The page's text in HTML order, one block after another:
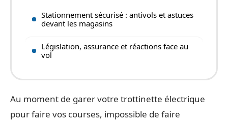
Stationnement sécurisé : antivols et astuces
devant les magasins
Législation, assurance et réactions face au
vol
Au moment de garer votre trottinette électrique
pour faire vos courses, impossible de faire